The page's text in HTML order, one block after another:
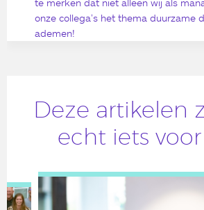
te merken dat niet alleen wij als
onze collega’s het thema duurzame
ademen!
Deze artikelen
echt iets